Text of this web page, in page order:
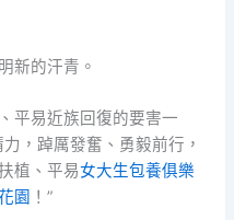
新的汗青。
平易近族回復的要害一
，踔厲發奮、勇毅前行，
植、平易女大生包養俱樂
園 ！”